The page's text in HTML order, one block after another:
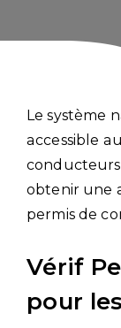
Le système
accessible
obtenir une
permis de
Vérif
pour